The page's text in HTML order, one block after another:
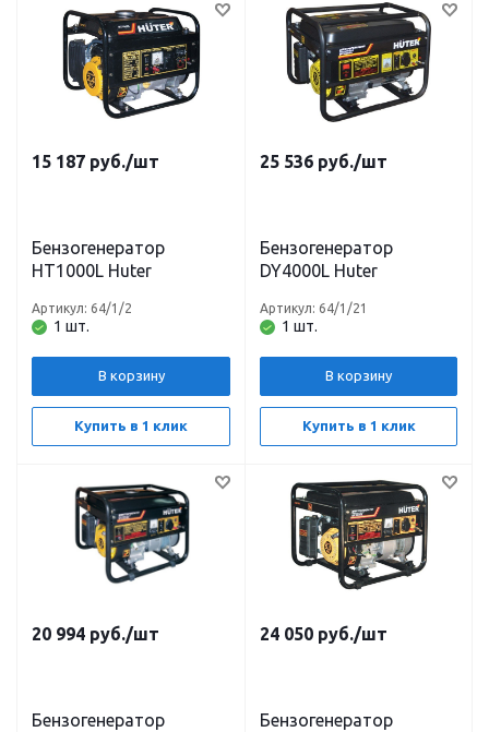
15 187 руб./шт
Бензогенератор
HT1000L Huter
1 шт.
Артикул: 64/1/2
В корзину
Купить в 1 клик
25 536 руб./шт
Бензогенератор
DY4000L Huter
1 шт.
Артикул: 64/1/21
В корзину
Купить в 1 клик
20 994 руб./шт
Бензогенератор
24 050 руб./шт
Бензогенератор